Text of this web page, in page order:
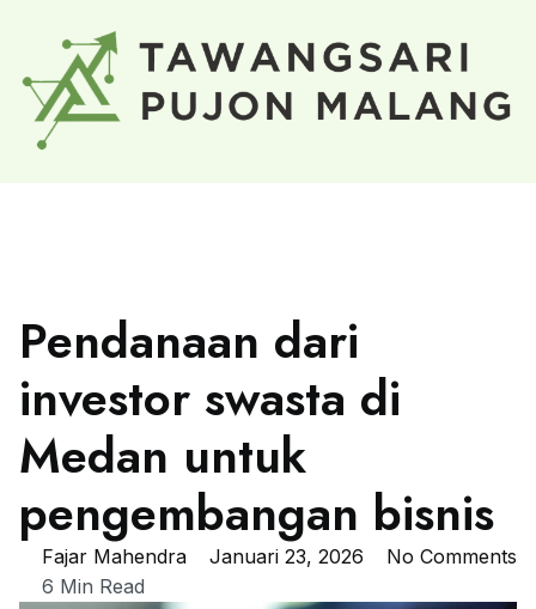
Pendanaan dari
investor swasta di
Medan untuk
pengembangan bisnis
Fajar Mahendra Januari 23, 2026
No Comments
6 Min Read